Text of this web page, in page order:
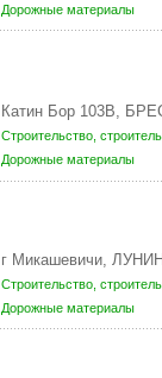
Дорожные материалы
Катин Бор 103В,
Строительство,
Дорожные материалы
г Микашевичи,
Строительство,
Дорожные материалы